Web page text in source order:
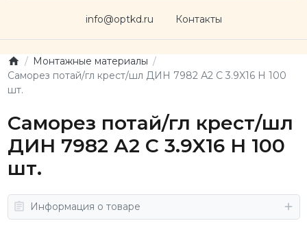
info@optkd.ru Контакты
Монтажные материалы
Саморез потай/гл крест/шл ДИН 7982 А2 C 3.9X16 H 100
шт.
Саморез потай/гл крест/шл
ДИН 7982 А2 C 3.9X16 H 100
шт.
Информация о товаре